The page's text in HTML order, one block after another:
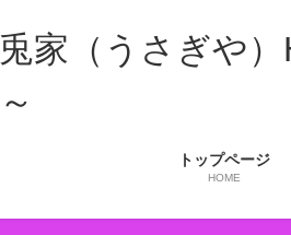
兎家（うさぎや
～
トップページ
HOME